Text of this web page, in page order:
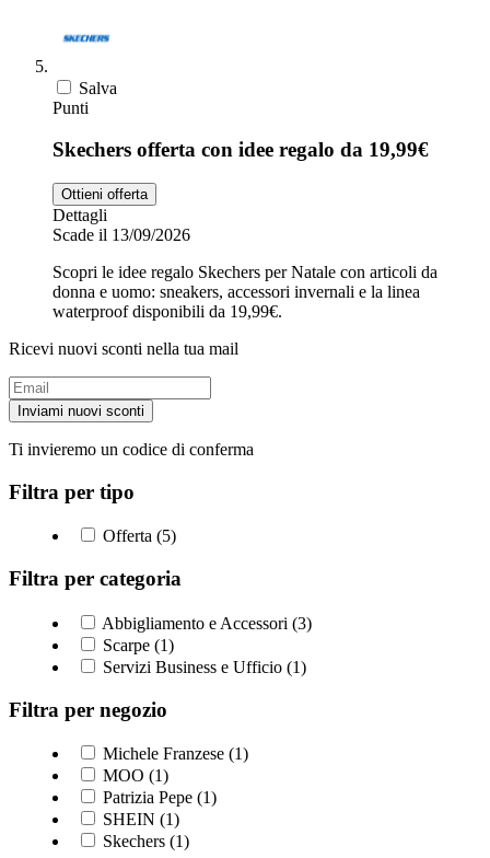
Salva
Punti
Skechers offerta con idee regalo da 19,99€
Ottieni offerta
Dettagli
Scade il 13/09/2026
Scopri le idee regalo Skechers per Natale con articoli da
donna e uomo: sneakers, accessori invernali e la linea
waterproof disponibili da 19,99€.
Ricevi nuovi sconti nella tua mail
Inviami nuovi sconti
Ti invieremo un codice di conferma
Filtra per tipo
Offerta (5)
Filtra per categoria
Abbigliamento e Accessori (3)
Scarpe (1)
Servizi Business e Ufficio (1)
Filtra per negozio
Michele Franzese (1)
MOO (1)
Patrizia Pepe (1)
SHEIN (1)
Skechers (1)